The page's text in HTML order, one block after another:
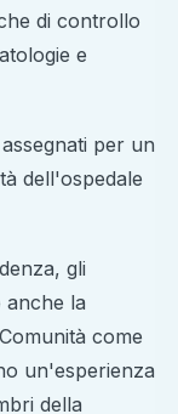
di controllo
e
per un
dell'ospedale
gli
anche la
come
un'esperienza
della